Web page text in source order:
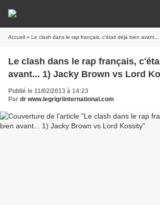
Accueil » Le clash dans le rap français, c'était déjà bien avant... 1)
Le clash dans le rap français,
avant... 1) Jacky Brown vs Lord
Publié le 11/02/2013 à 14:23
Par dr www.legrigriinternational.com